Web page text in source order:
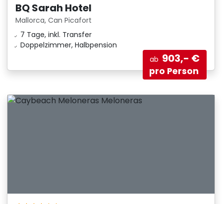
BQ Sarah Hotel
Mallorca, Can Picafort
7 Tage, inkl. Transfer
Doppelzimmer, Halbpension
ab 903,- €
pro Person